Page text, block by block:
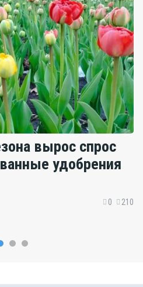
вырос спрос
удобрения
0 210